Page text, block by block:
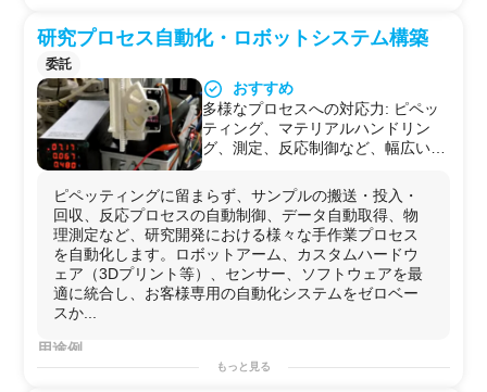
・基礎研究用（化学・バイオ）
・受託試験
・開発用
・研修用
研究プロセス自動化・ロボットシステム構築
委託
おすすめ
多様なプロセスへの対応力: ピペッ
ティング、マテリアルハンドリン
グ、測定、反応制御など、幅広い自
システムインテグレーション技術:
複数機器（ロボット、センサー、既
存装置）を連携させた複雑な自動化
システム構築力。
カスタムハードウェア開発: 3Dプリ
ント等を活用し、最適なメカニズム
や治具をゼロから設計・製作。
ロセスも比較的容易に制御・変更可
ピペッティングに留まらず、サンプルの搬送・投入・
回収、反応プロセスの自動制御、データ自動取得、物
理測定など、研究開発における様々な手作業プロセス
を自動化します。ロボットアーム、カスタムハードウ
ェア（3Dプリント等）、センサー、ソフトウェアを最
適に統合し、お客様専用の自動化システムをゼロベー
スか...
用途例
自動サンプル前処理（ 分析装置投入等）、ハイスループ
もっと見る